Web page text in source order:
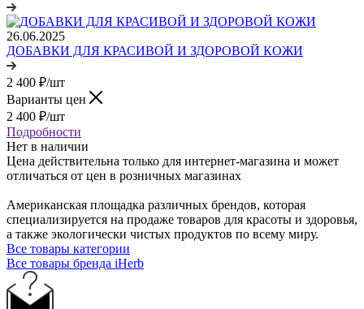
26.06.2025
ДОБАВКИ ДЛЯ КРАСИВОЙ И ЗДОРОВОЙ КОЖИ
2 400 ₽/шт
Варианты цен
2 400 ₽/шт
Подробности
Нет в наличии
Цена действительна только для интернет-магазина и может
отличаться от цен в розничных магазинах
Американская площадка различных брендов, которая
специализируется на продаже товаров для красоты и здоровья,
а также экологически чистых продуктов по всему миру.
Все товары категории
Все товары бренда iHerb